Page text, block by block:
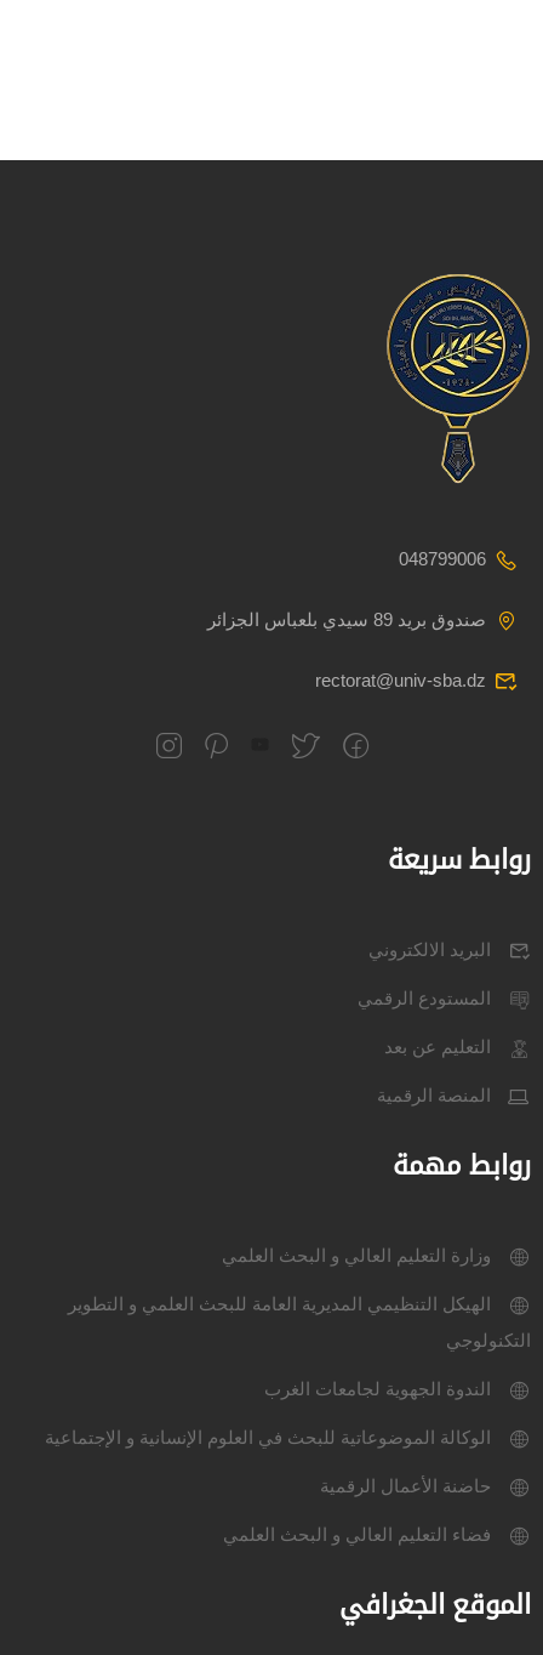
048799006
صندوق بريد 89 سيدي بلعباس الجزائر
rectorat@univ-sba.dz
روابط سريعة
البريد الالكتروني
المستودع الرقمي
التعليم عن بعد
المنصة الرقمية
روابط مهمة
وزارة التعليم العالي و البحث العلمي
الهيكل التنظيمي المديرية العامة للبحث العلمي و التطوير
التكنولوجي
الندوة الجهوية لجامعات الغرب
الوكالة الموضوعاتية للبحث في العلوم الإنسانية و الإجتماعية
حاضنة الأعمال الرقمية
فضاء التعليم العالي و البحث العلمي
الموقع الجغرافي